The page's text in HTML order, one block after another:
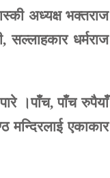
अध्यक्ष भक्तराज
,सल्लाहकार धर्मराज
पारे ।पाँच,पाँच रुपैयाँ
मन्दिरलाई एकाकार